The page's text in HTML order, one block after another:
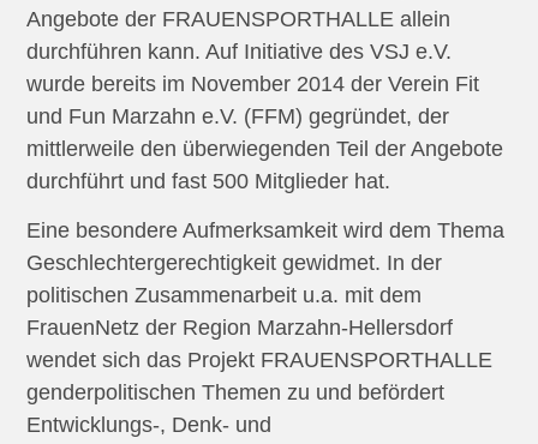
Angebote der FRAUENSPORTHALLE allein
durchführen kann. Auf Initiative des VSJ e.V.
wurde bereits im November 2014 der Verein Fit
und Fun Marzahn e.V. (FFM) gegründet, der
mittlerweile den überwiegenden Teil der Angebote
durchführt und fast 500 Mitglieder hat.
Eine besondere Aufmerksamkeit wird dem Thema
Geschlechtergerechtigkeit gewidmet. In der
politischen Zusammenarbeit u.a. mit dem
FrauenNetz der Region Marzahn-Hellersdorf
wendet sich das Projekt FRAUENSPORTHALLE
genderpolitischen Themen zu und befördert
Entwicklungs-, Denk- und